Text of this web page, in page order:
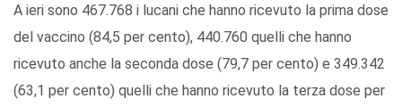
A ieri sono 467.768 i lucani che hanno ricevuto la prima dose
del vaccino (84,5 per cento), 440.760 quelli che hanno
ricevuto anche la seconda dose (79,7 per cento) e 349.342
(63,1 per cento) quelli che hanno ricevuto la terza dose per